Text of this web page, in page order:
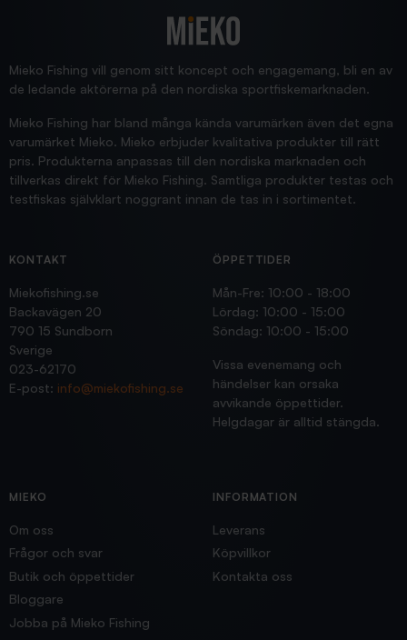
Jensa
Mieko Fishing vill genom sitt koncept och engagemang, bli en av
de ledande aktörerna på den nordiska sportfiskemarknaden.
Mieko Fishing har bland många kända varumärken även det egna
varumärket Mieko. Mieko erbjuder kvalitativa produkter till rätt
pris. Produkterna anpassas till den nordiska marknaden och
tillverkas direkt för Mieko Fishing. Samtliga produkter testas och
testfiskas självklart noggrant innan de tas in i sortimentet.
KONTAKT
Miekofishing.se
Backavägen 20
790 15 Sundborn
Sverige
023-62170
E-post: info@miekofishing.se
ÖPPETTIDER
Mån-Fre: 10:00 - 18:00
Lördag: 10:00 - 15:00
Söndag: 10:00 - 15:00
Vissa evenemang och
händelser kan orsaka
avvikande öppettider.
Helgdagar är alltid stängda.
MIEKO
Om oss
Frågor och svar
Butik och öppettider
Bloggare
Jobba på Mieko Fishing
INFORMATION
Leverans
Köpvillkor
Kontakta oss